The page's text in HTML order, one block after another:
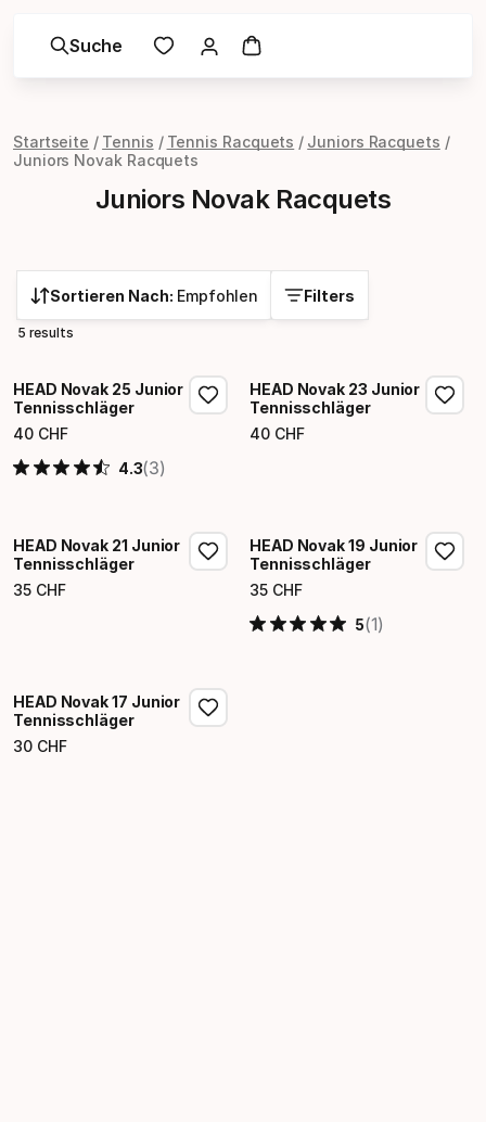
Suche
Startseite Tennis Tennis Racquets
Juniors Racquets
Juniors Novak Racquets
Juniors Novak Racquets
Sortieren Nach: Empfohlen Filters
5 results
HEAD Novak 25 Junior
Tennisschläger
40 CHF
Endpreis
4.3(3)
HEAD Novak 23 Junior
Tennisschläger
40 CHF
Endpreis
HEAD Novak 21 Junior
Tennisschläger
35 CHF
Endpreis
HEAD Novak 19 Junior
Tennisschläger
35 CHF
Endpreis
5(1)
HEAD Novak 17 Junior
Tennisschläger
30 CHF
Endpreis